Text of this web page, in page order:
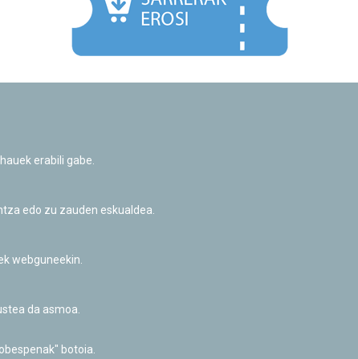
Informazio publikoa eskatzeko baimena
erabili gabe.
edo zu zauden eskualdea.
webguneekin.
da asmoa.
botoia.